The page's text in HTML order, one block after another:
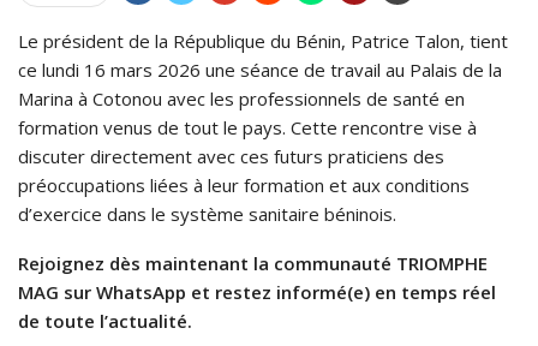
Le président de la République du Bénin, Patrice Talon, tient
ce lundi 16 mars 2026 une séance de travail au Palais de la
Marina à Cotonou avec les professionnels de santé en
formation venus de tout le pays. Cette rencontre vise à
discuter directement avec ces futurs praticiens des
préoccupations liées à leur formation et aux conditions
d’exercice dans le système sanitaire béninois.
Rejoignez dès maintenant la communauté TRIOMPHE
MAG sur WhatsApp et restez informé(e) en temps réel
de toute l’actualité.